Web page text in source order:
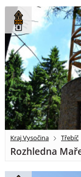
Kraj Vysočina Třebíč
Rozhledna